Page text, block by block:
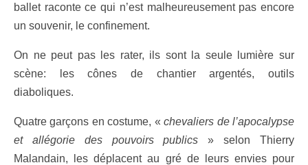
ballet raconte ce qui n’est malheureusement pas encore
un souvenir, le confinement.
On ne peut pas les rater, ils sont la seule lumière sur
scène: les cônes de chantier argentés, outils
diaboliques.
Quatre garçons en costume, «chevaliers de l’apocalypse
et allégorie des pouvoirs publics » selon Thierry
Malandain, les déplacent au gré de leurs envies pour